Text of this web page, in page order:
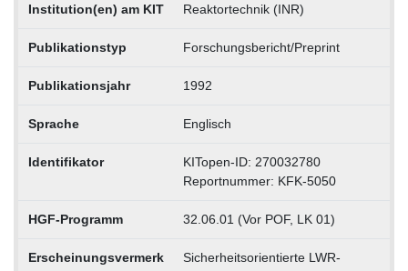
Institution(en) am KIT
Reaktortechnik (INR)
Publikationstyp Forschungsbericht/Preprint
Publikationsjahr 1992
Sprache Englisch
Identifikator
KITopen-ID: 270032780
Reportnummer: KFK-5050
HGF-Programm 32.06.01 (Vor POF, LK 01)
Erscheinungsvermerk
Sicherheitsorientierte LWR-